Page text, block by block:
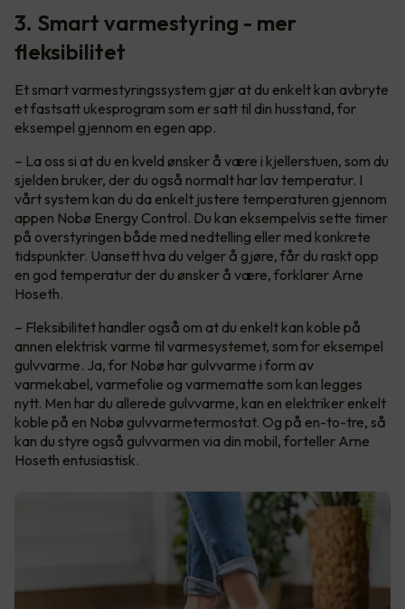
3. Smart varmestyring - mer
fleksibilitet
Et smart varmestyringssystem gjør at du enkelt kan avbryte
et fastsatt ukesprogram som er satt til din husstand, for
eksempel gjennom en egen app.
– La oss si at du en kveld ønsker å være i kjellerstuen, som du
sjelden bruker, der du også normalt har lav temperatur. I
vårt system kan du da enkelt justere temperaturen gjennom
appen Nobø Energy Control. Du kan eksempelvis sette timer
på overstyringen både med nedtelling eller med konkrete
tidspunkter. Uansett hva du velger å gjøre, får du raskt opp
en god temperatur der du ønsker å være, forklarer Arne
Hoseth.
– Fleksibilitet handler også om at du enkelt kan koble på
annen elektrisk varme til varmesystemet, som for eksempel
gulvvarme. Ja, for Nobø har gulvvarme i form av
varmekabel, varmefolie og varmematte som kan legges
nytt. Men har du allerede gulvvarme, kan en elektriker enkelt
koble på en Nobø gulvvarmetermostat. Og på en-to-tre, så
kan du styre også gulvvarmen via din mobil, forteller Arne
Hoseth entusiastisk.